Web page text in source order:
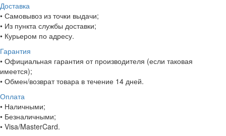
Доставка
• Самовывоз из точки выдачи;
• Из пункта службы доставки;
• Курьером по адресу.
Гарантия
• Официальная гарантия от производителя (если таковая
имеется);
• Обмен/возврат товара в течение 14 дней.
Оплата
• Наличными;
• Безналичными;
• Visa/MasterCard.